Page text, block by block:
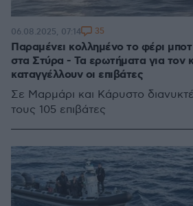
Παραμένει κολλημένο το φέρι
στα Στύρα - Τα ερωτήματα για τον
καταγγέλλουν οι επιβάτες
Σε Μαρμάρι και Κάρυστο
τους 105 επιβάτες
06.08.2025, 07:14 35